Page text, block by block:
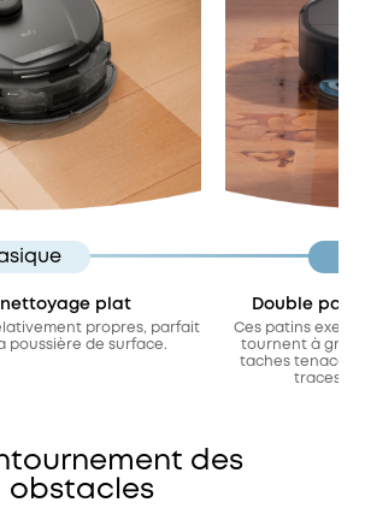
nettoyage plat
propres, parfait
poussière de surface.
Double
Ces patins
tournent à
taches tenaces
traces
des
obstacles